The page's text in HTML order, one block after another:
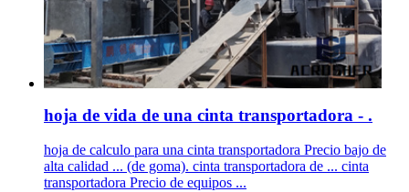
hoja de vida de una cinta transportadora - .
hoja de calculo para una cinta transportadora Precio bajo de
alta calidad ... (de goma). cinta transportadora de ... cinta
transportadora Precio de equipos ...